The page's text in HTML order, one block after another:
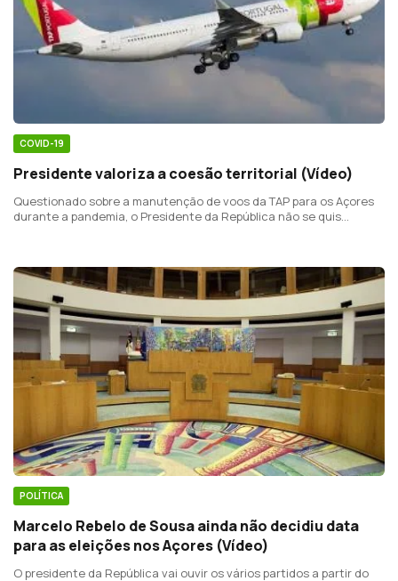
COVID-19
Presidente valoriza a coesão territorial (Vídeo)
Questionado sobre a manutenção de voos da TAP para os Açores
durante a pandemia, o Presidente da República não se quis
POLÍTICA
Marcelo Rebelo de Sousa ainda não decidiu data
para as eleições nos Açores (Vídeo)
O presidente da República vai ouvir os vários partidos a partir do